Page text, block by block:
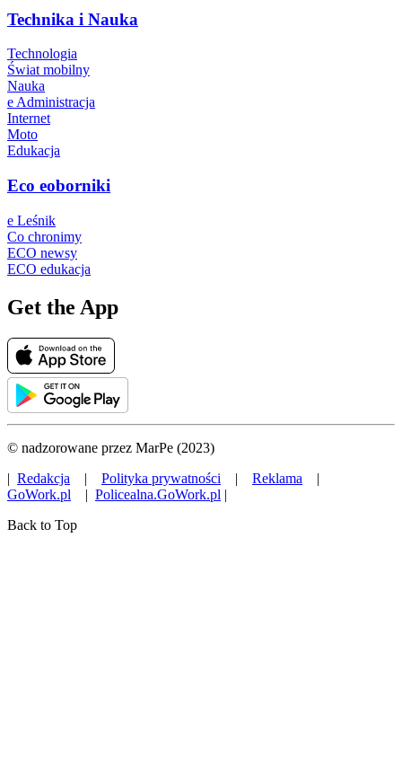
Technika i Nauka
Technologia
Świat mobilny
Nauka
e Administracja
Internet
Moto
Edukacja
Eco eoborniki
e Leśnik
Co chronimy
ECO newsy
ECO edukacja
Get the App
© nadzorowane przez MarPe (2023)
| Redakcja | Polityka prywatności | Reklama |
GoWork.pl | Policealna.GoWork.pl |
Back to Top